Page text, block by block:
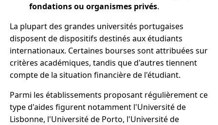
fondations ou organismes privés.
La plupart des grandes universités portugaises
disposent de dispositifs destinés aux étudiants
internationaux. Certaines bourses sont attribuées sur
critères académiques, tandis que d'autres tiennent
compte de la situation financière de l'étudiant.
Parmi les établissements proposant régulièrement ce
type d'aides figurent notamment l'Université de
Lisbonne, l'Université de Porto, l'Université de